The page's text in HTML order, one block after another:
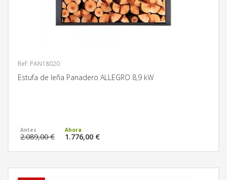
Ref: PAN18020
Estufa de leña Panadero ALLEGRO 8,9 kW
2.089,00 € 1.776,00 €